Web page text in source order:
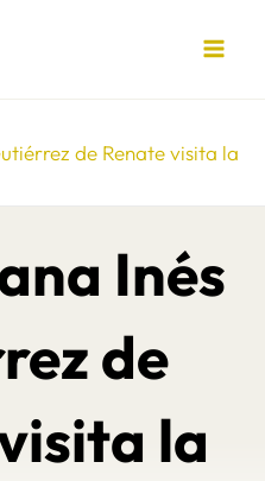
de Renate visita la
Inés
de
la